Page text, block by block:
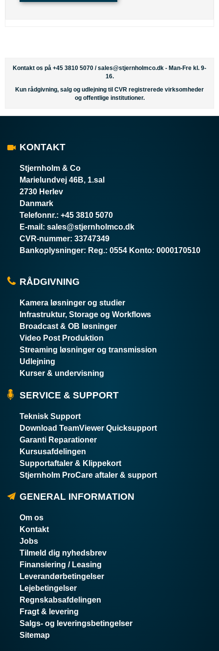
Kontakt os på +45 3810 5070 /sales@stjernholmco.dk - Man-Fre kl. 9-
16.
Kun rådgivning, salg og udlejning til CVR registrerede virksomheder
og offentlige institutioner.
KONTAKT
Stjernholm & Co
Marielundvej 46B, 1.sal
2730 Herlev
Danmark
Telefonnr.: +45 3810 5070
E-mail : sales@stjernholmco.dk
CVR-nummer: 33747349
Bankoplysninger: Reg.: 0554 Konto: 0000170510
RÅDGIVNING
Kamera løsninger og studier
Infrastruktur, Storage og Workflows
Broadcast & OB løsninger
Video Post Produktion
Streaming løsninger og transmission
Udlejning
Kurser & undervisning
SERVICE & SUPPORT
Teknisk Support
Download TeamViewer Quicksupport
Garanti Reparationer
Kursusafdelingen
Supportaftaler & Klippekort
Stjernholm ProCare aftaler & support
GENERAL INFORMATION
Om os
Kontakt
Jobs
Tilmeld dig nyhedsbrev
Finansiering / Leasing
Leverandørbetingelser
Lejebetingelser
Regnskabsafdelingen
Fragt & levering
Salgs- og leveringsbetingelser
Sitemap